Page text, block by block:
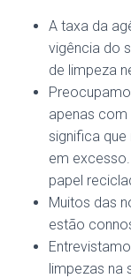
A taxa da
vigência do
de limpeza
apenas com
significa que
em
papel
Muitos das
estão
limpezas na